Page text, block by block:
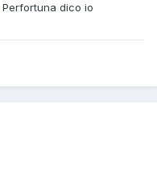
dico io